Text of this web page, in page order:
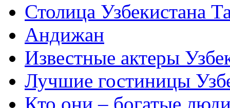
Столица Узбекистана
Андижан
Известные актеры
Лучшие гостиницы